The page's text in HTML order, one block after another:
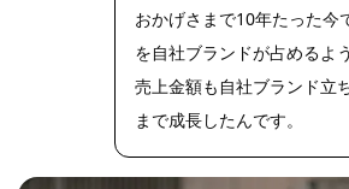
おかげさまで10年たった今
を自社ブランドが占めるよ
売上金額も自社ブランド立
まで成長したんです。